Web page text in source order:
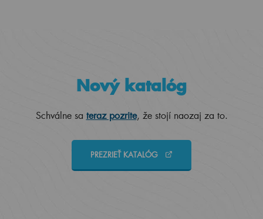
Nový katalóg
Schválne sa teraz pozrite, že stojí naozaj za to.
PREZRIEŤ KATALÓG